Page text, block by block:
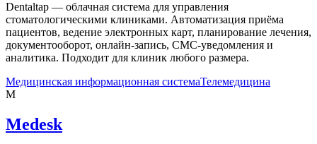
Dentaltap — облачная система для управления
стоматологическими клиниками. Автоматизация приёма
пациентов, ведение электронных карт, планирование лечения,
документооборот, онлайн-запись, СМС-уведомления и
аналитика. Подходит для клиник любого размера.
Медицинская информационная системаТелемедицина
M
Medesk